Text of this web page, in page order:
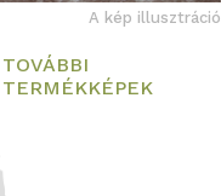
A kép illusztráció
TOVÁBBI
TERMÉKKÉPEK